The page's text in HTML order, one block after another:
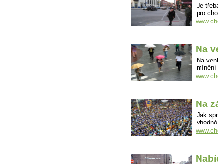
Je
pro
Na
Na
mínění
Na
Jak